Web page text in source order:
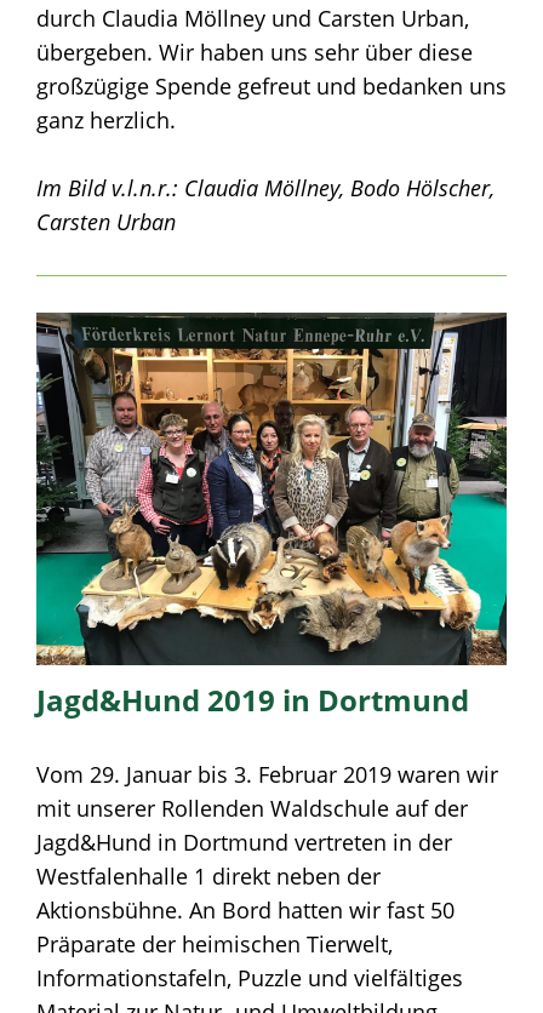
durch Claudia Möllney und Carsten Urban,
übergeben. Wir haben uns sehr über diese
großzügige Spende gefreut und bedanken uns
ganz herzlich.
Im Bild v.l.n.r.: Claudia Möllney, Bodo Hölscher,
Carsten Urban
Jagd&Hund 2019 in Dortmund
Vom 29. Januar bis 3. Februar 2019 waren wir
mit unserer Rollenden Waldschule auf der
Jagd&Hund in Dortmund vertreten in der
Westfalenhalle 1 direkt neben der
Aktionsbühne. An Bord hatten wir fast 50
Präparate der heimischen Tierwelt,
Informationstafeln, Puzzle und vielfältiges